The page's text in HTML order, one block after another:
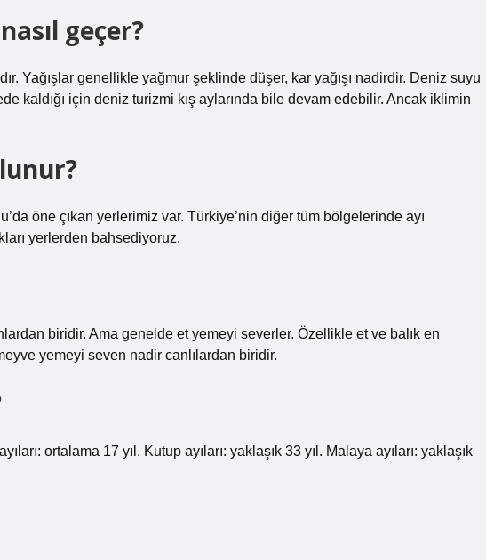
geçer?
Yağışlar genellikle yağmur şeklinde düşer, kar yağışı nadirdir. Deniz suyu
kaldığı için deniz turizmi kış aylarında bile devam edebilir. Ancak iklimin
öne çıkan yerlerimiz var. Türkiye’nin diğer tüm bölgelerinde ayı
yerlerden bahsediyoruz.
biridir. Ama genelde et yemeyi severler. Özellikle et ve balık en
yemeyi seven nadir canlılardan biridir.
ortalama 17 yıl. Kutup ayıları: yaklaşık 33 yıl. Malaya ayıları: yaklaşık